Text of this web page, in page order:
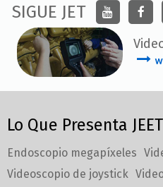
SIGUE JET
Lo Que Presenta JEET
Endoscopio megapíxeles
Videoscopio de joystick